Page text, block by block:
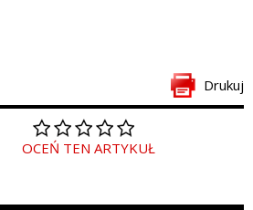
Drukuj
OCEŃ TEN ARTYKUŁ